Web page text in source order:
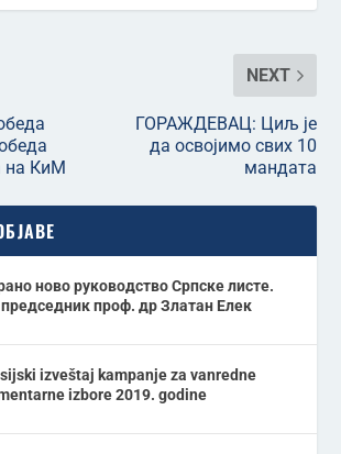
на КиМ
NEXT
ГОРАЖДЕВАЦ: Циљ је
да освојимо свих 10
мандата
ново руководство Српске листе.
проф. др Златан Елек
izveštaj kampanje za vanredne
izbore 2019. godine